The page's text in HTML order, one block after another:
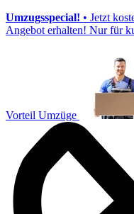
Umzugsspecial! • Jetzt
Angebot erhalten! Nur für
Vorteil Umzüge